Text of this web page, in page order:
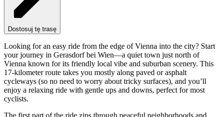
Dostosuj tę trasę
Looking for an easy ride from the edge of Vienna into the city? Start
your journey in Gerasdorf bei Wien—a quiet town just north of
Vienna known for its friendly local vibe and suburban scenery. This
17-kilometer route takes you mostly along paved or asphalt
cycleways (so no need to worry about tricky surfaces), and you’ll
enjoy a relaxing ride with gentle ups and downs, perfect for most
cyclists.